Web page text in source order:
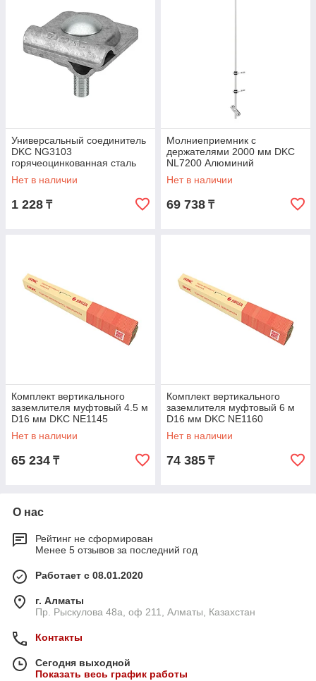
Универсальный соединитель
DKC NG3103
горячеоцинкованная сталь
Нет в наличии
1 228 ₸
Молниеприемник с
держателями 2000 мм DKC
NL7200 Алюминий
Нет в наличии
69 738 ₸
Комплект вертикального
заземлителя муфтовый 4.5 м
D16 мм DKC NE1145
Горячеоцинкованная сталь
Нет в наличии
65 234 ₸
Комплект вертикального
заземлителя муфтовый 6 м
D16 мм DKC NE1160
Горячеоцинкованная сталь
Нет в наличии
74 385 ₸
О нас
Рейтинг не сформирован
Менее 5 отзывов за последний год
Работает с 08.01.2020
г. Алматы
Пр. Рыскулова 48а, оф 211, Алматы, Казахстан
Контакты
Сегодня выходной
Показать весь график работы